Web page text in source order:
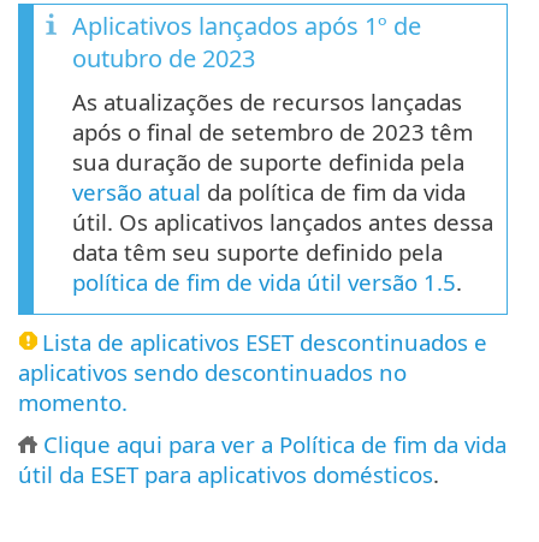
Aplicativos lançados após 1º de
outubro de 2023
As atualizações de recursos lançadas
após o final de setembro de 2023 têm
sua duração de suporte definida pela
versão atual da política de fim da vida
útil. Os aplicativos lançados antes dessa
data têm seu suporte definido pela
política de fim de vida útil versão 1.5.
Lista de aplicativos ESET descontinuados e
aplicativos sendo descontinuados no
momento.
Clique aqui para ver a Política de fim da vida
útil da ESET para aplicativos domésticos.